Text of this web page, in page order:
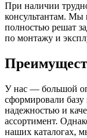
При наличии
консультантам. Мы
полностью решат
по монтажу и
У нас — большой
сформировали
надежностью и
ассортимент.
наших каталогах,